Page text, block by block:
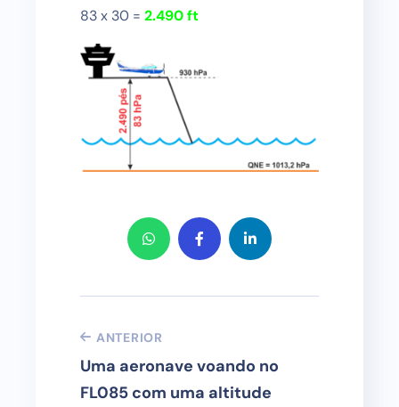
83 x 30 = 2.490 ft
ANTERIOR
Uma aeronave voando no
FL085 com uma altitude